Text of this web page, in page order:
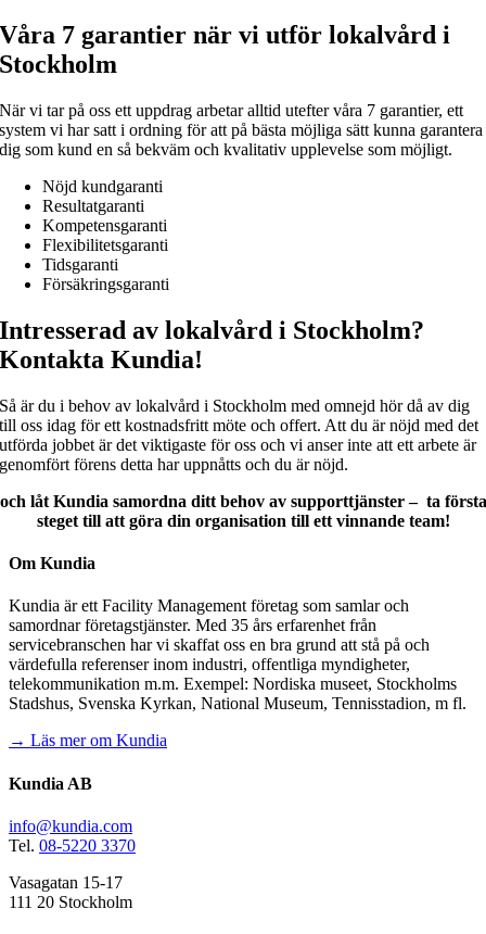
Våra 7 garantier när vi utför lokalvård i
Stockholm
När vi tar på oss ett uppdrag arbetar alltid utefter våra 7 garantier, ett
system vi har satt i ordning för att på bästa möjliga sätt kunna garantera
dig som kund en så bekväm och kvalitativ upplevelse som möjligt.
Nöjd kundgaranti
Resultatgaranti
Kompetensgaranti
Flexibilitetsgaranti
Tidsgaranti
Försäkringsgaranti
Intresserad av lokalvård i Stockholm?
Kontakta Kundia!
Så är du i behov av lokalvård i Stockholm med omnejd hör då av dig
till oss idag för ett kostnadsfritt möte och offert. Att du är nöjd med det
utförda jobbet är det viktigaste för oss och vi anser inte att ett arbete är
genomfört förens detta har uppnåtts och du är nöjd.
och låt Kundia samordna ditt behov av supporttjänster – ta första
steget till att göra din organisation till ett vinnande team!
Om Kundia
Kundia är ett Facility Management företag som samlar och
samordnar företagstjänster. Med 35 års erfarenhet från
servicebranschen har vi skaffat oss en bra grund att stå på och
värdefulla referenser inom industri, offentliga myndigheter,
telekommunikation m.m. Exempel: Nordiska museet, Stockholms
Stadshus, Svenska Kyrkan, National Museum, Tennisstadion, m fl.
→ Läs mer om Kundia
Kundia AB
info@kundia.com
Tel. 08-5220 3370
Vasagatan 15-17
111 20 Stockholm